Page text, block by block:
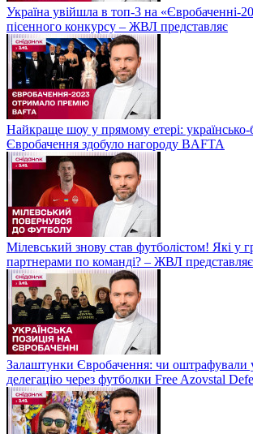
Україна увійшла в топ-3 на «Євробаченні-
пісенного конкурсу – ЖВЛ представляє
Найкраще шоу у прямому етері: українсько-
Євробачення здобуло нагороду BAFTA
Мілевський знову став футболістом! Які у
партнерами по команді? – ЖВЛ представляє
Залаштунки Євробачення: чи оштрафували
делегацію через футболки Free Azovstal